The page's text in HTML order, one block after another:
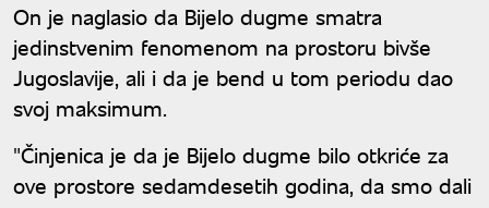
On je naglasio da Bijelo dugme smatra
jedinstvenim fenomenom na prostoru bivše
Jugoslavije, ali i da je bend u tom periodu dao
svoj maksimum.
"Činjenica je da je Bijelo dugme bilo otkriće za
ove prostore sedamdesetih godina, da smo dali